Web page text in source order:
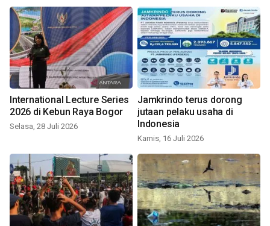
International Lecture Series
2026 di Kebun Raya Bogor
Selasa, 28 Juli 2026
Jamkrindo terus dorong
jutaan pelaku usaha di
Indonesia
Kamis, 16 Juli 2026